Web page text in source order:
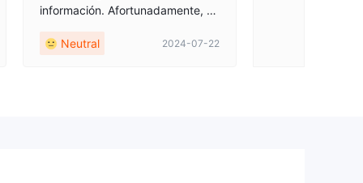
información. Afortunadamente, su
ala...Neutral 2024-07-22